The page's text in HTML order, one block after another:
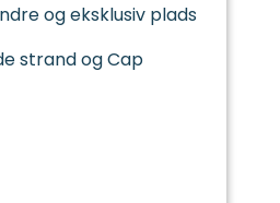
og eksklusiv plads
strand og Cap